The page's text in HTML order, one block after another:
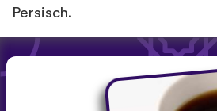
Persisch.